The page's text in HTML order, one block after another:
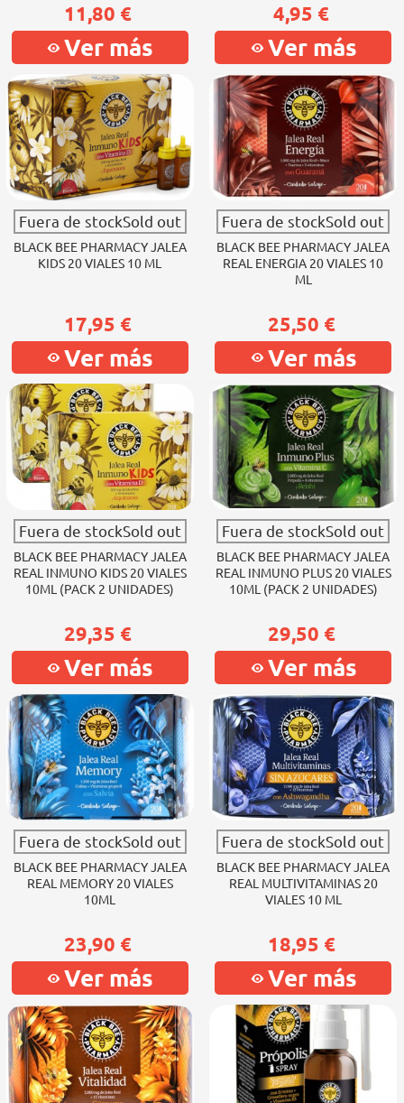
11,80 €
Ver más
4,95 €
Ver más
Fuera de stockSold out
BLACK BEE PHARMACY JALEA
KIDS 20 VIALES 10 ML
17,95 €
Ver más
Fuera de stockSold out
BLACK BEE PHARMACY JALEA
REAL ENERGIA 20 VIALES 10
ML
25,50 €
Ver más
Fuera de stockSold out
BLACK BEE PHARMACY JALEA
REAL INMUNO KIDS 20 VIALES
10ML (PACK 2 UNIDADES)
29,35 €
Ver más
Fuera de stockSold out
BLACK BEE PHARMACY JALEA
REAL INMUNO PLUS 20 VIALES
10ML (PACK 2 UNIDADES)
29,50 €
Ver más
Fuera de stockSold out
BLACK BEE PHARMACY JALEA
REAL MEMORY 20 VIALES
10ML
23,90 €
Ver más
Fuera de stockSold out
BLACK BEE PHARMACY JALEA
REAL MULTIVITAMINAS 20
VIALES 10 ML
18,95 €
Ver más